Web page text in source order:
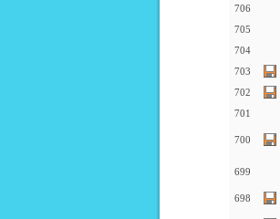
706
705
704
703
702
701
700
699
698